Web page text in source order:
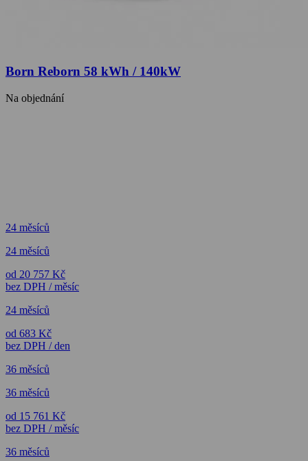
Born Reborn 58 kWh / 140kW
Na objednání
24 měsíců
24 měsíců
od 20 757 Kč
bez DPH / měsíc
24 měsíců
od 683 Kč
bez DPH / den
36 měsíců
36 měsíců
od 15 761 Kč
bez DPH / měsíc
36 měsíců